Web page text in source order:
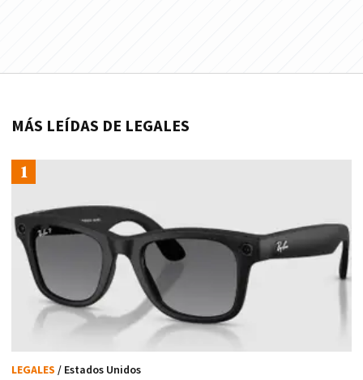
MÁS LEÍDAS DE LEGALES
LEGALES / Estados Unidos